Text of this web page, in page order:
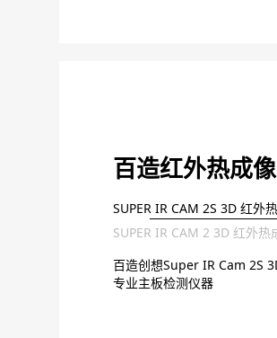
百造红外热成像
SUPER IR CAM 2S 3D 红外
SUPER IR CAM 2 3D 红外热
百造创想Super IR Cam 2S
专业主板检测仪器